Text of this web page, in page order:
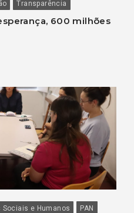
Transparência
600 milhões
Sociais e Humanos
PAN